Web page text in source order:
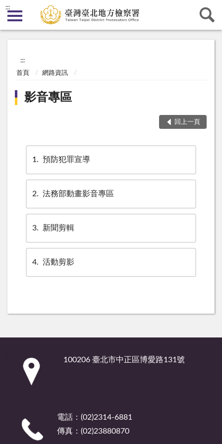
:::
:::
首頁 網路資訊
影音專區
回上一頁
1 預防犯罪宣導
2 法務部動畫影音專區
3 新聞剪輯
4 活動剪影
100206 臺北市中正區博愛路131號
電話：(02)2314-6881
傳真：(02)23880870